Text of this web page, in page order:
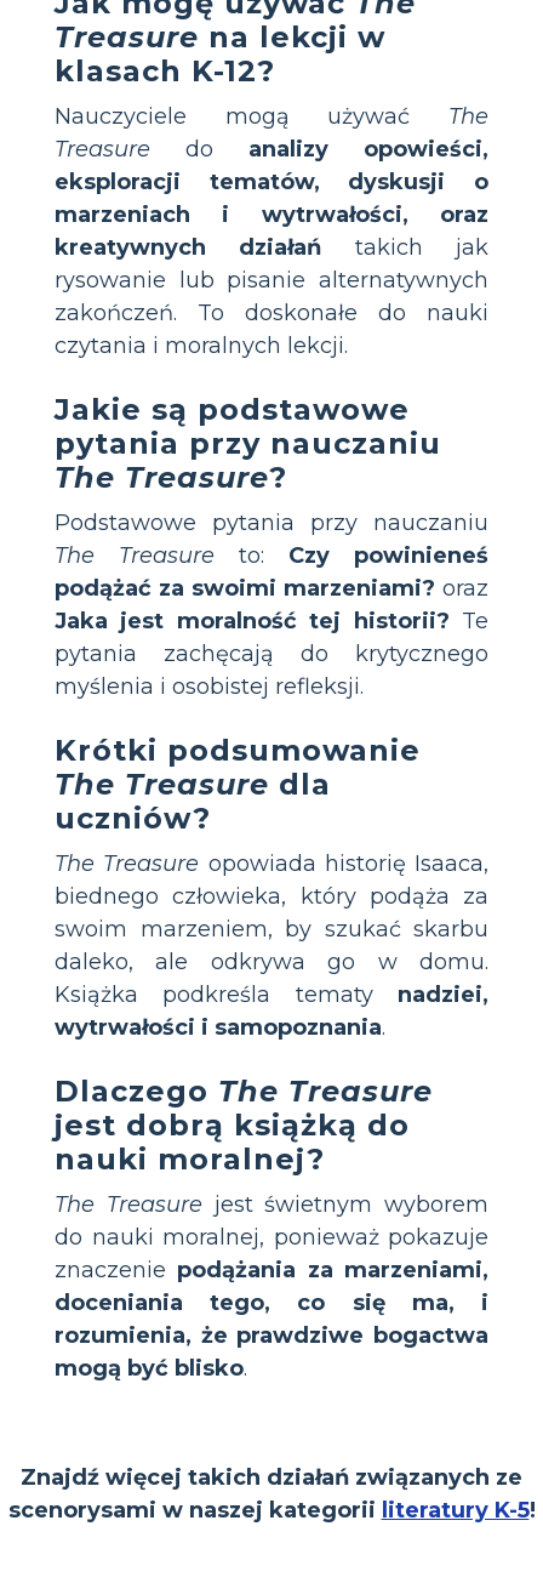
Treasure na lekcji w
klasach K-12?
Nauczyciele mogą używać The
Treasure do analizy opowieści,
eksploracji tematów, dyskusji o
marzeniach i wytrwałości, oraz
kreatywnych działań takich jak
rysowanie lub pisanie alternatywnych
zakończeń. To doskonałe do nauki
czytania i moralnych lekcji.
Jakie są podstawowe
pytania przy nauczaniu
The Treasure?
Podstawowe pytania przy nauczaniu
The Treasure to: Czy powinieneś
podążać za swoimi marzeniami? oraz
Jaka jest moralność tej historii? Te
pytania zachęcają do krytycznego
myślenia i osobistej refleksji.
Krótki podsumowanie
The Treasure dla
uczniów?
The Treasure opowiada historię Isaaca,
biednego człowieka, który podąża za
swoim marzeniem, by szukać skarbu
daleko, ale odkrywa go w domu.
Książka podkreśla tematy nadziei,
wytrwałości i samopoznania.
Dlaczego The Treasure
jest dobrą książką do
nauki moralnej?
The Treasure jest świetnym wyborem
do nauki moralnej, ponieważ pokazuje
znaczenie podążania za marzeniami,
doceniania tego, co się ma, i
rozumienia, że prawdziwe bogactwa
mogą być blisko.
Znajdź więcej takich działań związanych ze
scenorysami w naszej kategorii literatury K-5!